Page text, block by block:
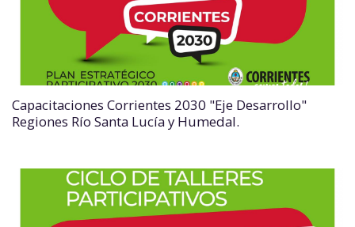
Capacitaciones Corrientes 2030 "Eje Desarrollo"
Regiones Río Santa Lucía y Humedal.